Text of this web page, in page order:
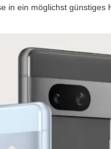
in ein möglichst günstiges